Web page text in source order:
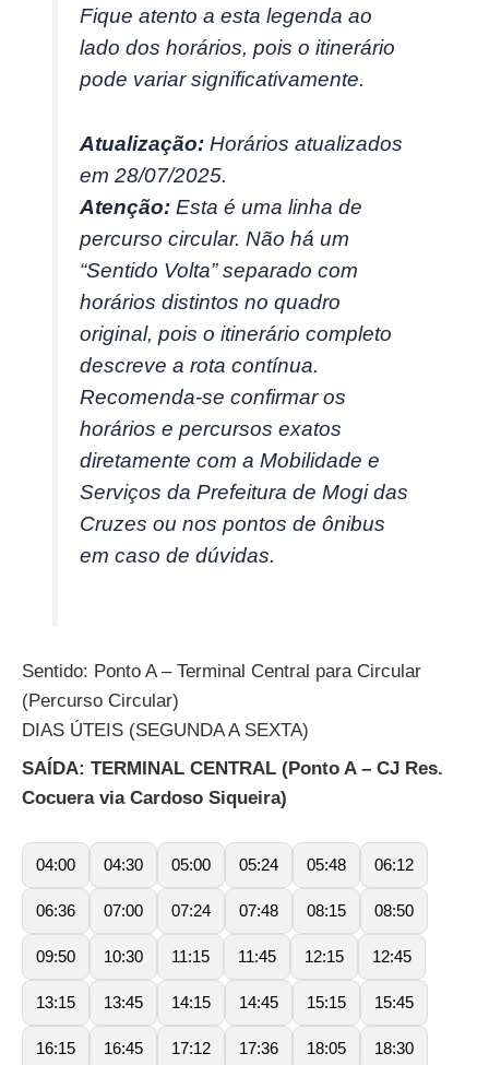
Fique atento a esta legenda ao
lado dos horários, pois o itinerário
pode variar significativamente.
Atualização: Horários atualizados
em 28/07/2025.
Atenção: Esta é uma linha de
percurso circular. Não há um
“Sentido Volta” separado com
horários distintos no quadro
original, pois o itinerário completo
descreve a rota contínua.
Recomenda-se confirmar os
horários e percursos exatos
diretamente com a Mobilidade e
Serviços da Prefeitura de Mogi das
Cruzes ou nos pontos de ônibus
em caso de dúvidas.
Sentido: Ponto A – Terminal Central para Circular
(Percurso Circular)
DIAS ÚTEIS (SEGUNDA A SEXTA)
SAÍDA: TERMINAL CENTRAL (Ponto A – CJ Res.
Cocuera via Cardoso Siqueira)
04:00 04:30 05:00 05:24 05:48 06:12
06:36 07:00 07:24 07:48 08:15 08:50
09:50 10:30 11:15 11:45 12:15 12:45
13:15 13:45 14:15 14:45 15:15 15:45
16:15 16:45 17:12 17:36 18:05 18:30